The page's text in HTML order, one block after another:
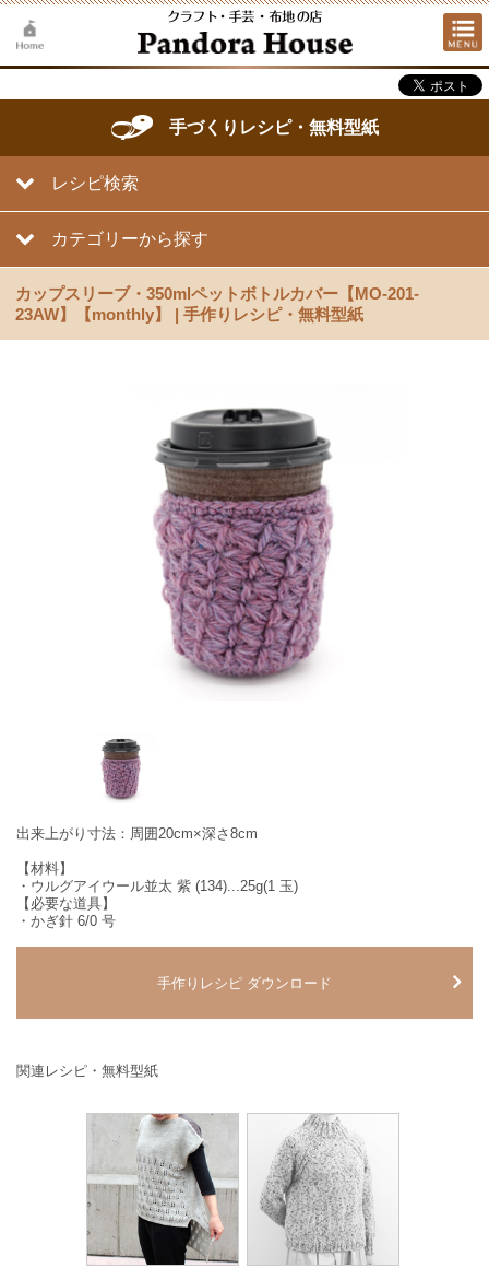
手づくりレシピ・無料型紙
レシピ検索
カテゴリーから探す
カップスリーブ・350mlペットボトルカバー【MO-201-
23AW】【monthly】 | 手作りレシピ・無料型紙
出来上がり寸法：周囲20cm×深さ8cm
【材料】
・ウルグアイウール並太 紫 (134)...25g(1 玉)
【必要な道具】
・かぎ針 6/0 号
手作りレシピ ダウンロード
関連レシピ・無料型紙